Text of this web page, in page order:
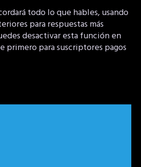
todo lo que hables, usando
para respuestas más
desactivar esta función en
primero para suscriptores pagos